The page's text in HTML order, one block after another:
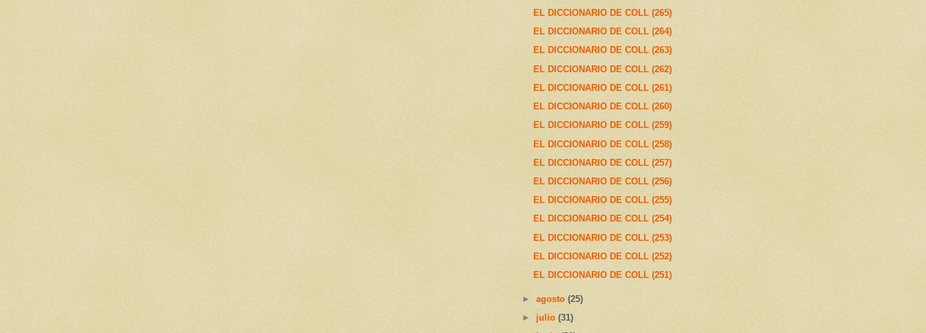
EL DICCIONARIO DE COLL (265)
EL DICCIONARIO DE COLL (264)
EL DICCIONARIO DE COLL (263)
EL DICCIONARIO DE COLL (262)
EL DICCIONARIO DE COLL (261)
EL DICCIONARIO DE COLL (260)
EL DICCIONARIO DE COLL (259)
EL DICCIONARIO DE COLL (258)
EL DICCIONARIO DE COLL (257)
EL DICCIONARIO DE COLL (256)
EL DICCIONARIO DE COLL (255)
EL DICCIONARIO DE COLL (254)
EL DICCIONARIO DE COLL (253)
EL DICCIONARIO DE COLL (252)
EL DICCIONARIO DE COLL (251)
►agosto(25)
► julio(31)